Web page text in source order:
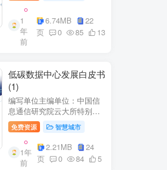
1
年
前
6.74MB
22
页
0 85 13
低碳数据中心发展白皮书
(1)
编写单位主编单位：中国信
息通信研究院云大所特别鸣
谢：百度、阿里巴巴、腾
讯、中金数据、秦淮数据、
万国数据、河北省凤凰谷零
碳发展研究院、绿色和平等
单位的大力支持。
免费资源 智慧城市
1年
前
2.21MB
24
页
0 84 5